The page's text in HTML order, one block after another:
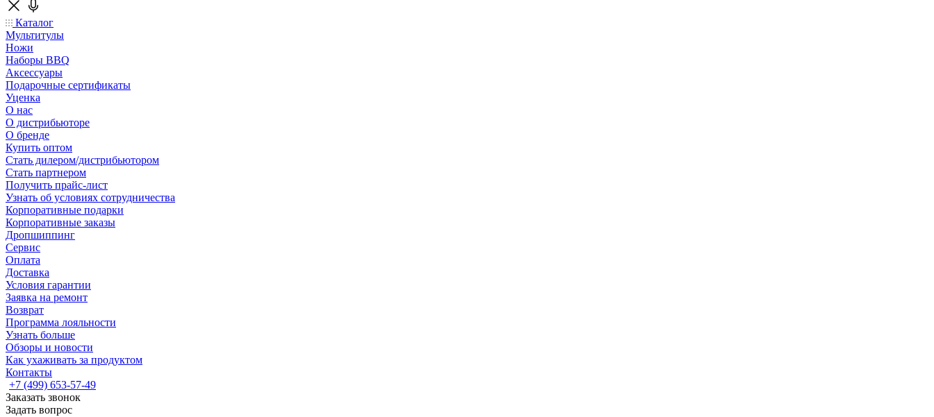
Каталог
Мультитулы
Ножи
Наборы BBQ
Аксессуары
Подарочные сертификаты
Уценка
О нас
О дистрибьюторе
О бренде
Купить оптом
Стать дилером/дистрибьютором
Стать партнером
Получить прайс-лист
Узнать об условиях сотрудничества
Корпоративные подарки
Корпоративные заказы
Дропшиппинг
Сервис
Оплата
Доставка
Условия гарантии
Заявка на ремонт
Возврат
Программа лояльности
Узнать больше
Обзоры и новости
Как ухаживать за продуктом
Контакты
+7 (499) 653-57-49
Заказать звонок
Задать вопрос